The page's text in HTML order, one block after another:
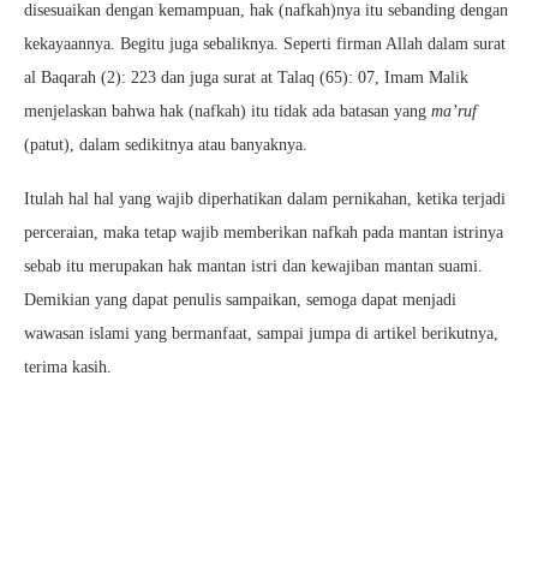
disesuaikan dengan kemampuan, hak (nafkah)nya itu sebanding dengan
kekayaannya. Begitu juga sebaliknya. Seperti firman Allah dalam surat
al Baqarah (2): 223 dan juga surat at Talaq (65): 07, Imam Malik
menjelaskan bahwa hak (nafkah) itu tidak ada batasan yang ma’ruf
(patut), dalam sedikitnya atau banyaknya.
Itulah hal hal yang wajib diperhatikan dalam pernikahan, ketika terjadi
perceraian, maka tetap wajib memberikan nafkah pada mantan istrinya
sebab itu merupakan hak mantan istri dan kewajiban mantan suami.
Demikian yang dapat penulis sampaikan, semoga dapat menjadi
wawasan islami yang bermanfaat, sampai jumpa di artikel berikutnya,
terima kasih.